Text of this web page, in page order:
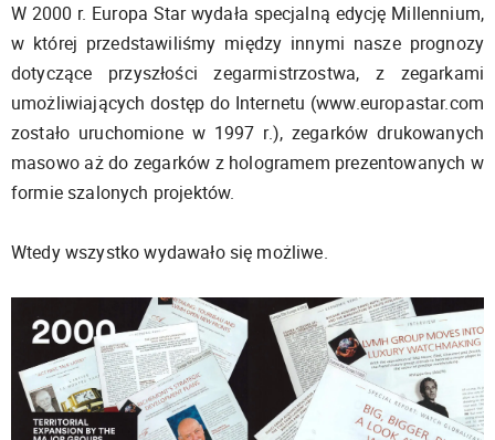
W 2000 r. Europa Star wydała specjalną edycję Millennium,
w której przedstawiliśmy między innymi nasze prognozy
dotyczące przyszłości zegarmistrzostwa, z zegarkami
umożliwiających dostęp do Internetu (www.europastar.com
zostało uruchomione w 1997 r.), zegarków drukowanych
masowo aż do zegarków z hologramem prezentowanych w
formie szalonych projektów.
Wtedy wszystko wydawało się możliwe.